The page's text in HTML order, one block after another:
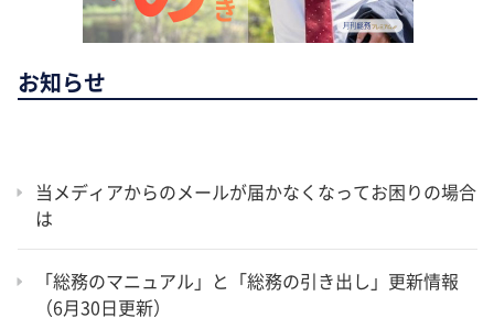
お知らせ
当メディアからのメールが届かなくなってお困りの場合
は
「総務のマニュアル」と「総務の引き出し」更新情報
（6月30日更新）